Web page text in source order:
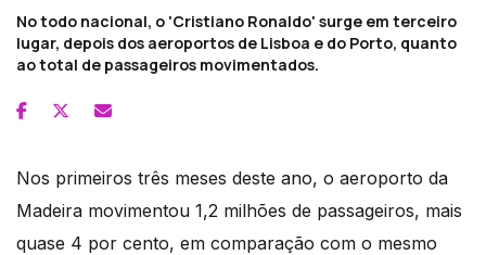
No todo nacional, o 'Cristiano Ronaldo' surge em terceiro
lugar, depois dos aeroportos de Lisboa e do Porto, quanto
ao total de passageiros movimentados.
Nos primeiros três meses deste ano, o aeroporto da
Madeira movimentou 1,2 milhões de passageiros, mais
quase 4 por cento, em comparação com o mesmo